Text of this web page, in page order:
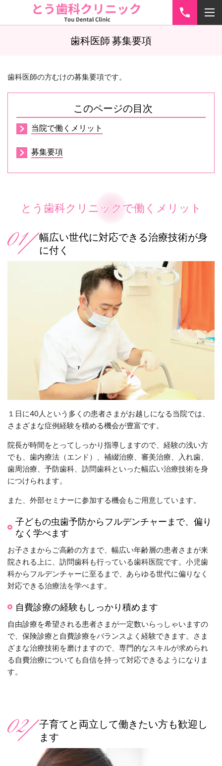
歯科医師 募集要項
歯科医師の方むけの募集要項です。
このページの目次
当院で働くメリット
募集要項
とう歯科クリニックで働くメリット
幅広い世代に対応できる治療技術が身
に付く
１日に40人という多くの患者さまがお越しになる当院では、
さまざまな症例経験を積める機会が豊富です。
院長が時間をとってしっかり指導しますので、経験の浅い方
でも、歯内療法（エンド）、補綴治療、審美治療、入れ歯、
歯周治療、予防歯科、訪問歯科といった幅広い治療技術を身
につけられます。
また、外部セミナーに参加する機会もご用意しています。
子どもの虫歯予防からフルデンチャーまで、偏り
なく学べます
お子さまからご高齢の方まで、幅広い年齢層の患者さまが来
院される上に、訪問歯科も行っている歯科医院です。小児歯
科からフルデンチャーに至るまで、あらゆる世代に偏りなく
対応できる治療法を学べます。
自費診療の経験もしっかり積めます
自由診療を希望される患者さまが一定数いらっしゃいますの
で、保険診療と自費診療をバランスよく経験できます。さま
ざまな治療技術を磨けますので、専門的なスキルが求められ
る自費治療についても自信を持って対応できるようになりま
す。
子育てと両立して働きたい方も歓迎し
ます